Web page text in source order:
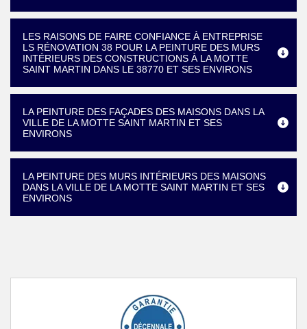
LES RAISONS DE FAIRE CONFIANCE À ENTREPRISE
LS RÉNOVATION 38 POUR LA PEINTURE DES MURS
INTÉRIEURS DES CONSTRUCTIONS À LA MOTTE
SAINT MARTIN DANS LE 38770 ET SES ENVIRONS
LA PEINTURE DES FAÇADES DES MAISONS DANS LA
VILLE DE LA MOTTE SAINT MARTIN ET SES
ENVIRONS
LA PEINTURE DES MURS INTÉRIEURS DES MAISONS
DANS LA VILLE DE LA MOTTE SAINT MARTIN ET SES
ENVIRONS